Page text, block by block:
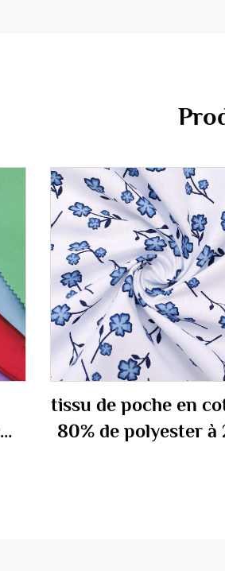
tissu de poche en
80% de polyester à